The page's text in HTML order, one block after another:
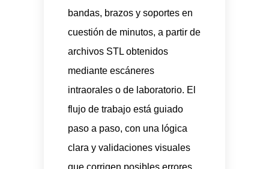
bandas, brazos y soportes en
cuestión de minutos, a partir de
archivos STL obtenidos
mediante escáneres
intraorales o de laboratorio. El
flujo de trabajo está guiado
paso a paso, con una lógica
clara y validaciones visuales